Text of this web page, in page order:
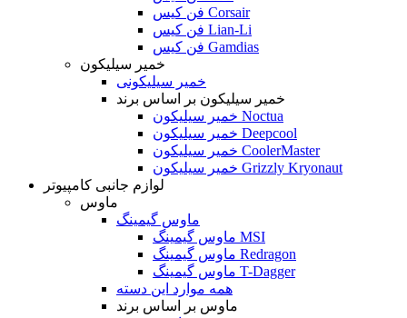
فن کیس Corsair
فن کیس Lian-Li
فن کیس Gamdias
خمیر سیلیکون
خمیر سیلیکونی
خمیر سیلیکون بر اساس برند
خمیر سیلیکون Noctua
خمیر سیلیکون Deepcool
خمیر سیلیکون CoolerMaster
خمیر سیلیکون Grizzly Kryonaut
لوازم جانبی کامپیوتر
ماوس
ماوس گیمینگ
ماوس گیمینگ MSI
ماوس گیمینگ Redragon
ماوس گیمینگ T-Dagger
همه موارد این دسته
ماوس بر اساس برند